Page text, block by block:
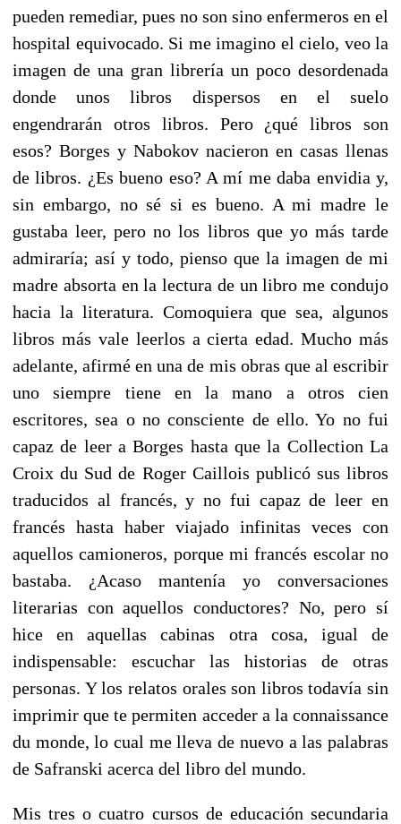
pueden remediar, pues no son sino enfermeros en el
hospital equivocado. Si me imagino el cielo, veo la
imagen de una gran librería un poco desordenada
donde unos libros dispersos en el suelo
engendrarán otros libros. Pero ¿qué libros son
esos? Borges y Nabokov nacieron en casas llenas
de libros. ¿Es bueno eso? A mí me daba envidia y,
sin embargo, no sé si es bueno. A mi madre le
gustaba leer, pero no los libros que yo más tarde
admiraría; así y todo, pienso que la imagen de mi
madre absorta en la lectura de un libro me condujo
hacia la literatura. Comoquiera que sea, algunos
libros más vale leerlos a cierta edad. Mucho más
adelante, afirmé en una de mis obras que al escribir
uno siempre tiene en la mano a otros cien
escritores, sea o no consciente de ello. Yo no fui
capaz de leer a Borges hasta que la Collection La
Croix du Sud de Roger Caillois publicó sus libros
traducidos al francés, y no fui capaz de leer en
francés hasta haber viajado infinitas veces con
aquellos camioneros, porque mi francés escolar no
bastaba. ¿Acaso mantenía yo conversaciones
literarias con aquellos conductores? No, pero sí
hice en aquellas cabinas otra cosa, igual de
indispensable: escuchar las historias de otras
personas. Y los relatos orales son libros todavía sin
imprimir que te permiten acceder a la connaissance
du monde, lo cual me lleva de nuevo a las palabras
de Safranski acerca del libro del mundo.
Mis tres o cuatro cursos de educación secundaria